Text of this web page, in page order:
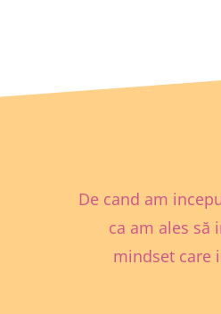
De cand am
ca am ales să
mindset care